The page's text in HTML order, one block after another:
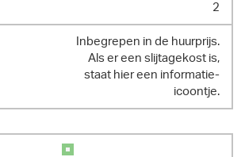
2
Inbegrepen in de huurprijs.
Als er een slijtagekost is,
staat hier een informatie-
icoontje.